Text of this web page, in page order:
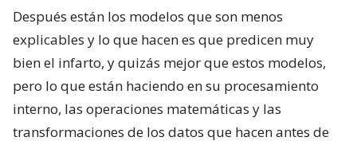
Después están los modelos que son menos
explicables y lo que hacen es que predicen muy
bien el infarto, y quizás mejor que estos modelos,
pero lo que están haciendo en su procesamiento
interno, las operaciones matemáticas y las
transformaciones de los datos que hacen antes de